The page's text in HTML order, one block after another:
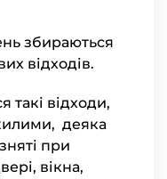
збираються
відходів.
такі відходи,
деяка
при
вікна,